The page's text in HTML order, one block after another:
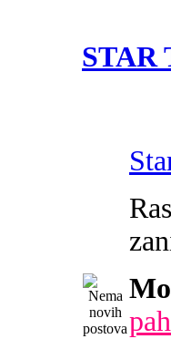
STAR